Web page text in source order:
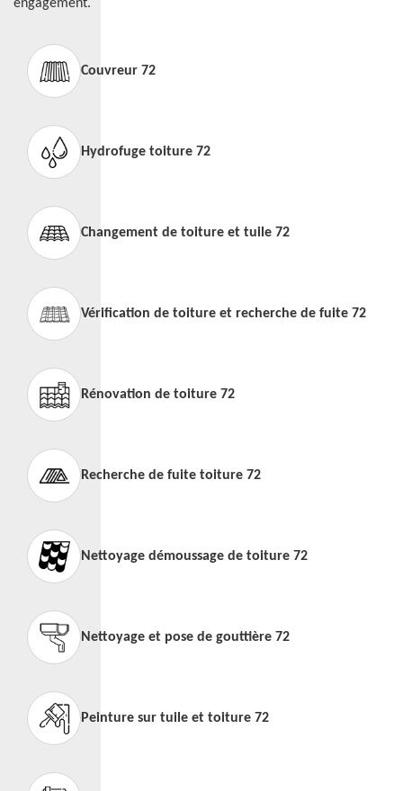
engagement.
Couvreur 72
Hydrofuge toiture 72
Changement de toiture et tuile 72
Vérification de toiture et recherche de fuite 72
Rénovation de toiture 72
Recherche de fuite toiture 72
Nettoyage démoussage de toiture 72
Nettoyage et pose de gouttière 72
Peinture sur tuile et toiture 72